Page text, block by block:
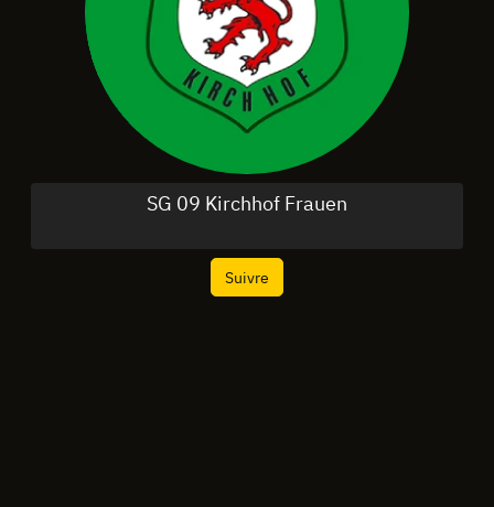
SG 09 Kirchhof Frauen
Suivre